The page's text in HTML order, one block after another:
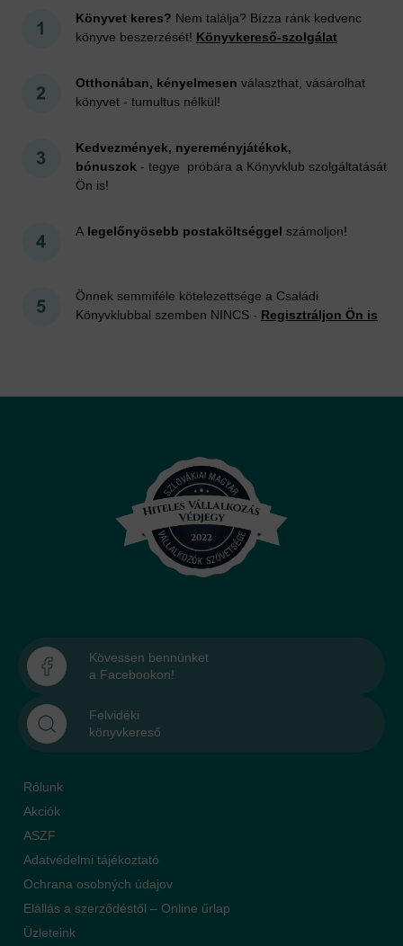
Könyvet keres? Nem találja? Bízza ránk kedvenc
könyve beszerzését! Könyvkereső-szolgálat
Otthonában, kényelmesen választhat, vásárolhat
könyvet - tumultus nélkül!
Kedvezmények, nyereményjátékok,
bónuszok - tegye próbára a Könyvklub szolgáltatását
Ön is!
A legelőnyösebb postaköltséggel számoljon!
Önnek semmiféle kötelezettsége a Családi
Könyvklubbal szemben NINCS - Regisztráljon Ön is
Kövessen bennünket
a Facebookon!
Felvidéki
könyvkereső
Rólunk
Akciók
ASZF
Adatvédelmi tájékoztató
Ochrana osobných údajov
Elállás a szerződéstől – Online űrlap
Üzleteink